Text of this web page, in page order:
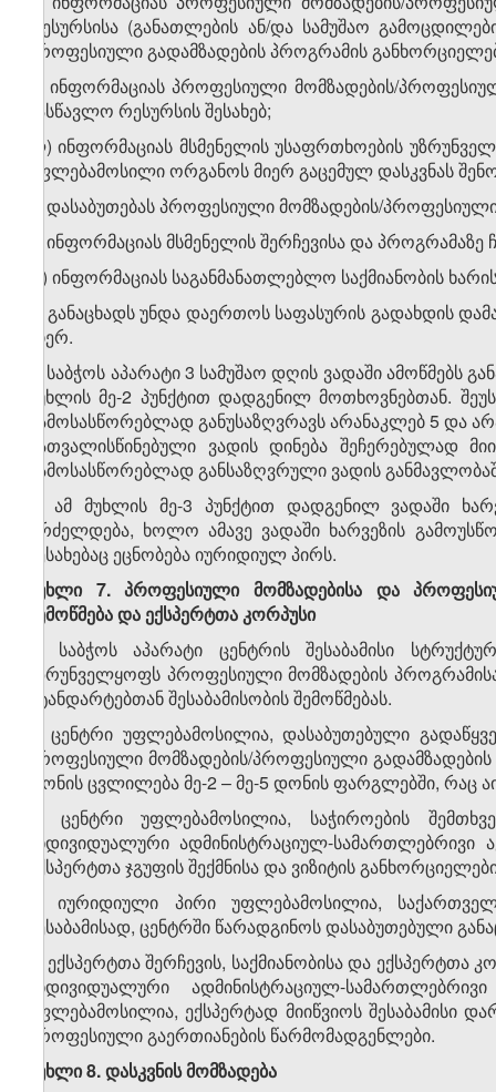
რესურსისა (განათლების ან/და სამუშაო
პროფესიული გადამზადების პროგრამის
კ) ინფორმაციას პროფესიული მომზადების/
სასწავლო რესურსის შესახებ;
ლ) ინფორმაციას მსმენელის უსაფრთხოების
უფლებამოსილი ორგანოს მიერ გაცემულ დასკვნას
მ) დასაბუთებას პროფესიული მომზადების/
ნ) ინფორმაციას მსმენელის შერჩევისა და
ო) ინფორმაციას საგანმანათლებლო საქმიანობის
პ) განაცხადს უნდა დაერთოს საფასურის გადახდის
მიერ.
3. საბჭოს აპარატი 3 სამუშაო დღის ვადაში ამოწმებს
მუხლის მე-2 პუნქტით დადგენილ მოთხოვნებთან.
გამოსასწორებლად განუსაზღვრავს არანაკლებ 5 და
გათვალისწინებული ვადის დინება შეჩერებულად
გამოსასწორებლად განსაზღვრული ვადის
4. ამ მუხლის მე-3 პუნქტით დადგენილ ვადაში
გრძელდება, ხოლო ამავე ვადაში ხარვეზის
შესახებაც ეცნობება იურიდიულ პირს.
მუხლი 7. პროფესიული მომზადებისა და
შემოწმება და ექსპერტთა კორპუსი
1. საბჭოს აპარატი ცენტრის შესაბამისი
უზრუნველყოფს პროფესიული მომზადების
სტანდარტებთან შესაბამისობის შემოწმებას.
2. ცენტრი უფლებამოსილია, დასაბუთებული
პროფესიული მომზადების/პროფესიული
დონის ცვლილება მე-2 – მე-5 დონის ფარგლებში, რაც
3. ცენტრი უფლებამოსილია, საჭიროების
ინდივიდუალური ადმინისტრაციულ-
ექსპერტთა ჯგუფის შექმნისა და ვიზიტის
4. იურიდიული პირი უფლებამოსილია,
შესაბამისად, ცენტრში წარადგინოს დასაბუთებული
5. ექსპერტთა შერჩევის, საქმიანობისა და ექსპერტთა
ინდივიდუალური ადმინისტრაციულ-
უფლებამოსილია, ექსპერტად მიიწვიოს შესაბამისი
პროფესიული გაერთიანების წარმომადგენლები.
მუხლი 8. დასკვნის მომზადება